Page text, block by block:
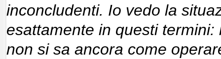
inconcludenti. Io vedo la
esattamente in questi
non si sa ancora come